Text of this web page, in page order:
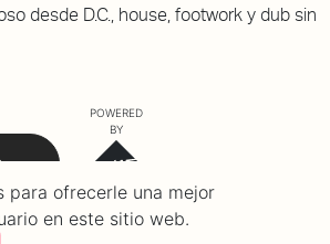
desde D.C., house, footwork y dub sin
POWERED
BY
para ofrecerle una mejor
en este sitio web.